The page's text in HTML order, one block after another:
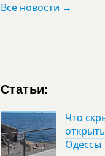
Все новости →
Статьи:
Что
Одессы